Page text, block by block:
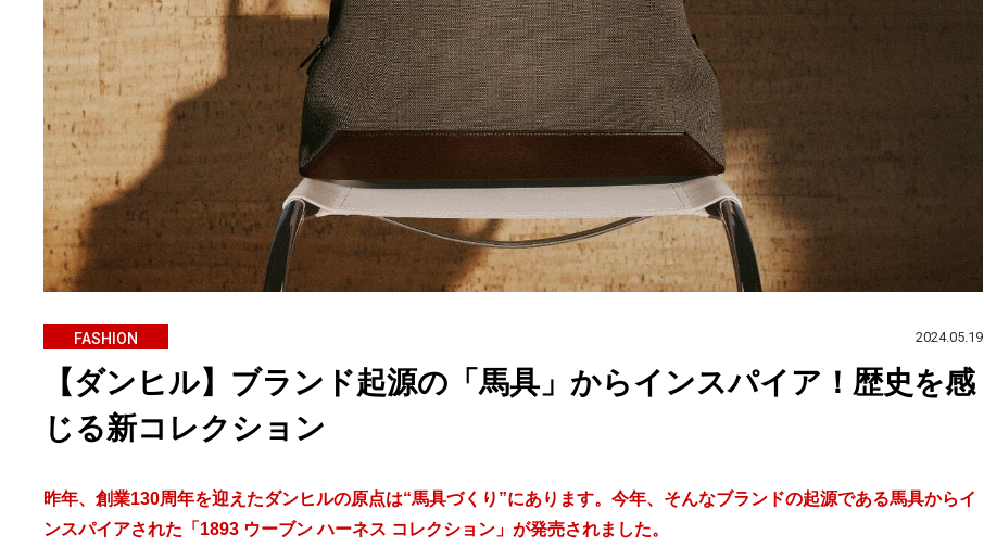
FASHION 2024.05.19
【ダンヒル】ブランド起源の「馬具」からインスパイア！歴史を感
じる新コレクション
昨年、創業130周年を迎えたダンヒルの原点は“馬具づくり”にあります。今年、そんなブランドの起源である馬具からイ
ンスパイアされた「1893 ウーブン ハーネス コレクション」が発売されました。